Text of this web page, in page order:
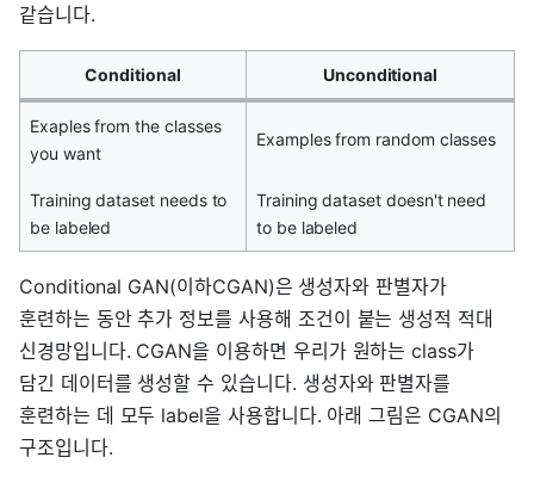
같습니다.
Conditional Unconditional
Exaples from the classes
you want
Examples from random classes
Training dataset needs to
be labeled
Training dataset doesn't need
to be labeled
Conditional GAN(이하CGAN)은 생성자와 판별자가
훈련하는 동안 추가 정보를 사용해 조건이 붙는 생성적 적대
신경망입니다. CGAN을 이용하면 우리가 원하는 class가
담긴 데이터를 생성할 수 있습니다. 생성자와 판별자를
훈련하는 데 모두 label을 사용합니다. 아래 그림은 CGAN의
구조입니다.